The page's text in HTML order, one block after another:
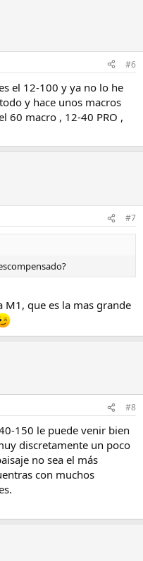
#6
el 12-100 y ya no lo he
y hace unos macros
60 macro , 12-40 PRO ,
#7
M1, que es la mas grande
#8
150 le puede venir bien
discretamente un poco
no sea el más
con muchos